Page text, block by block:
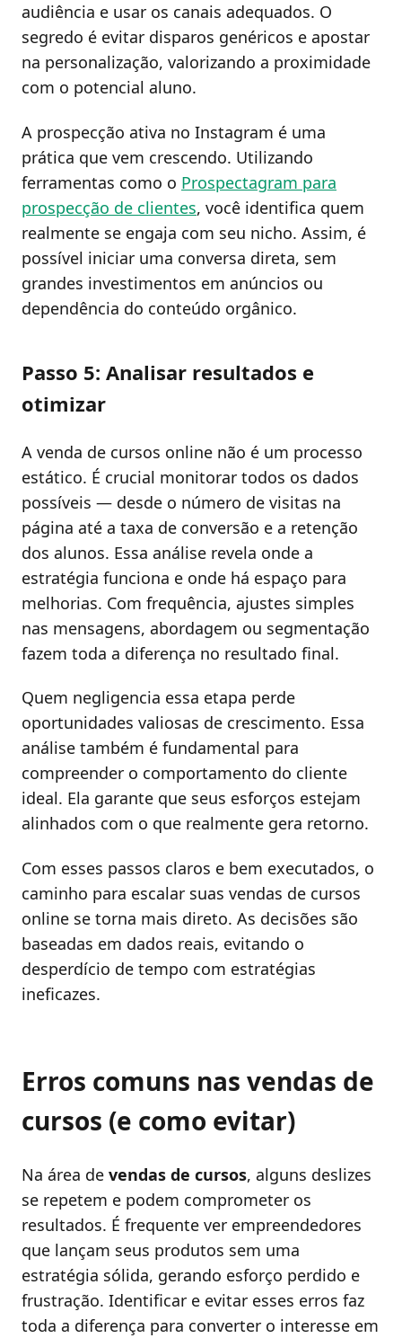
audiência e usar os canais adequados. O
segredo é evitar disparos genéricos e apostar
na personalização, valorizando a proximidade
com o potencial aluno.
A prospecção ativa no Instagram é uma
prática que vem crescendo. Utilizando
ferramentas como o Prospectagram para
prospecção de clientes, você identifica quem
realmente se engaja com seu nicho. Assim, é
possível iniciar uma conversa direta, sem
grandes investimentos em anúncios ou
dependência do conteúdo orgânico.
Passo 5: Analisar resultados e
otimizar
A venda de cursos online não é um processo
estático. É crucial monitorar todos os dados
possíveis — desde o número de visitas na
página até a taxa de conversão e a retenção
dos alunos. Essa análise revela onde a
estratégia funciona e onde há espaço para
melhorias. Com frequência, ajustes simples
nas mensagens, abordagem ou segmentação
fazem toda a diferença no resultado final.
Quem negligencia essa etapa perde
oportunidades valiosas de crescimento. Essa
análise também é fundamental para
compreender o comportamento do cliente
ideal. Ela garante que seus esforços estejam
alinhados com o que realmente gera retorno.
Com esses passos claros e bem executados, o
caminho para escalar suas vendas de cursos
online se torna mais direto. As decisões são
baseadas em dados reais, evitando o
desperdício de tempo com estratégias
ineficazes.
Erros comuns nas vendas de
cursos (e como evitar)
Na área de vendas de cursos, alguns deslizes
se repetem e podem comprometer os
resultados. É frequente ver empreendedores
que lançam seus produtos sem uma
estratégia sólida, gerando esforço perdido e
frustração. Identificar e evitar esses erros faz
toda a diferença para converter o interesse em